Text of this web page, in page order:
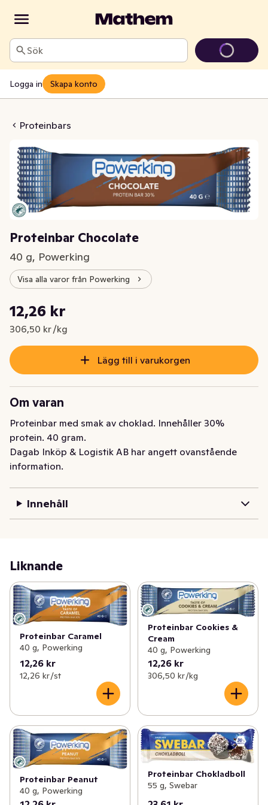
Sök
Logga in Skapa konto
Proteinbars
Chocolate
Proteinbar Chocolate
40 g, Powerking
Visa alla varor från Powerking
Nuvarande pris är: 12,26 kr
12,26 kr
306,50 kr /kg
Styckpris: 306,50 kr /kg
Lägg till i varukorgen
Om varan
Proteinbar med smak av choklad. Innehåller 30%
protein. 40 gram.
Dagab Inköp & Logistik AB har angett ovanstående
information.
Innehåll
Liknande
Proteinbar Caramel
40 g, Powerking
12,26 kr
12,26 kr /st
Proteinbar Cookies &
Cream
40 g, Powerking
12,26 kr
306,50 kr /kg
Proteinbar Peanut
40 g, Powerking
Proteinbar Chokladboll
55 g, Swebar